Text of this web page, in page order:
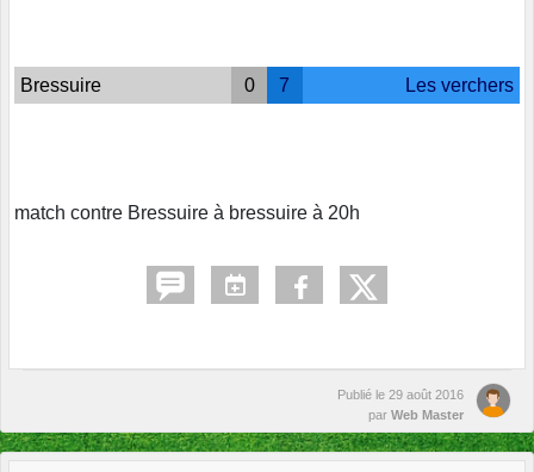
Bressuire 0 7 Les verchers
match contre Bressuire à bressuire à 20h
Publié le 29 août 2016
par Web Master